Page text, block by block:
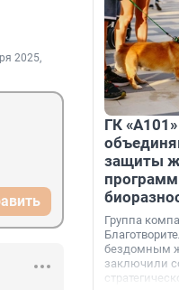
2025,
ГК
защиты
Группа
бездомным
заключили